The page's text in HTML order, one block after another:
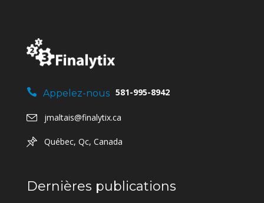
Appelez-nous 581-995-8942
jmaltais@finalytix.ca
Québec, Qc, Canada
Dernières publications